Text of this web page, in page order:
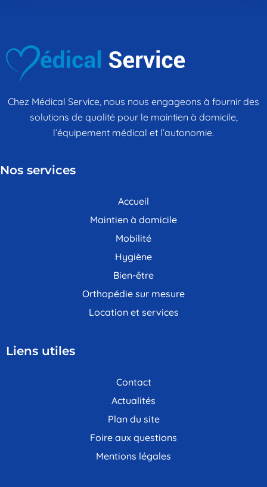
Chez Médical Service, nous nous engageons à fournir des
solutions de qualité pour le maintien à domicile,
l’équipement médical et l’autonomie.
Nos services
Accueil
Maintien à domicile
Mobilité
Hygiène
Bien-être
Orthopédie sur mesure
Location et services
Liens utiles
Contact
Actualités
Plan du site
Foire aux questions
Mentions légales